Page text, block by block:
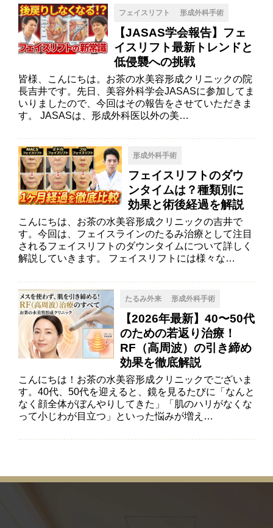
フェイスリフト 形成外科手術
【JASAS学会報告】フェ
イスリフト最新トレンドと
低侵襲への挑戦
皆様、こんにちは。お茶の水美容形成クリニックの院
長吉井です。先日、美容外科学会JASASに参加してま
いりましたので、今回はその報告をさせていただきま
す。 JASASは、形成外科医以外の美…
形成外科手術
フェイスリフトのダウ
ンタイムは？種類別に
効果と術後経過を解説
こんにちは、お茶の水美容形成クリニックの吉井で
す。今回は、フェイスラインのたるみ治療として注目
されるフェイスリフトのダウンタイムについて詳しく
解説していきます。 フェイスリフトには様々な…
たるみ外来 形成外科手術
【2026年最新】40〜50代
のための若返り治療！
RF（高周波）の引き締め
効果を徹底解説
こんにちは！お茶の水美容形成クリニックでございま
す。40代、50代を迎えると、鏡を見るたびに「なんと
なく顔全体がぼんやりしてきた」「肌のハリがなくな
って小じわが目立つ」といった悩みが増え…